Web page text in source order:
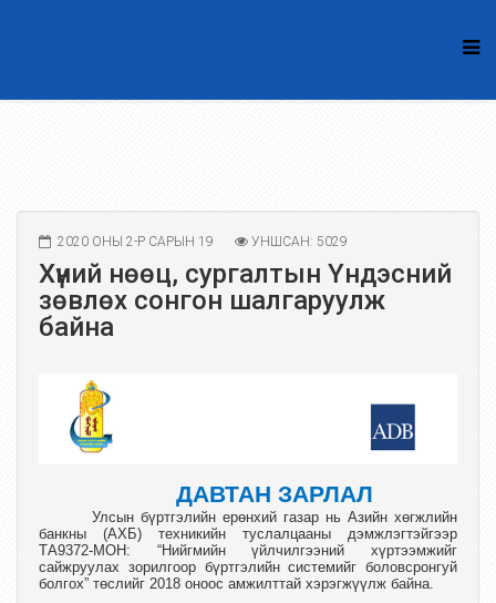
2020 ОНЫ 2-Р САРЫН 19 УНШСАН: 5029
Хүний нөөц, сургалтын Үндэсний
зөвлөх сонгон шалгаруулж
байна
ДАВТАН ЗАРЛАЛ
Улсын бүртгэлийн ерөнхий газар нь Азийн хөгжлийн
банкны (АХБ) техникийн туслалцааны дэмжлэгтэйгээр
ТА9372-МОН: “Нийгмийн үйлчилгээний хүртээмжийг
сайжруулах зорилгоор бүртгэлийн системийг боловсронгуй
болгох” төслийг 2018 оноос амжилттай хэрэгжүүлж байна.